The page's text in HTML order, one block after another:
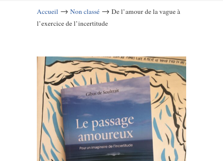
Accueil → Non classé → De l’amour de la vague à
l’exercice de l’incertitude